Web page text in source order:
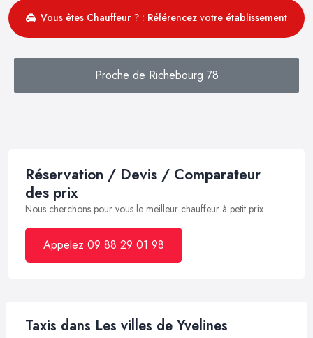
Vous êtes Chauffeur ? : Référencez votre établissement
Proche de Richebourg 78
Réservation / Devis / Comparateur
des prix
Nous cherchons pour vous le meilleur chauffeur à petit prix
Appelez 09 88 29 01 98
Taxis dans Les villes de Yvelines